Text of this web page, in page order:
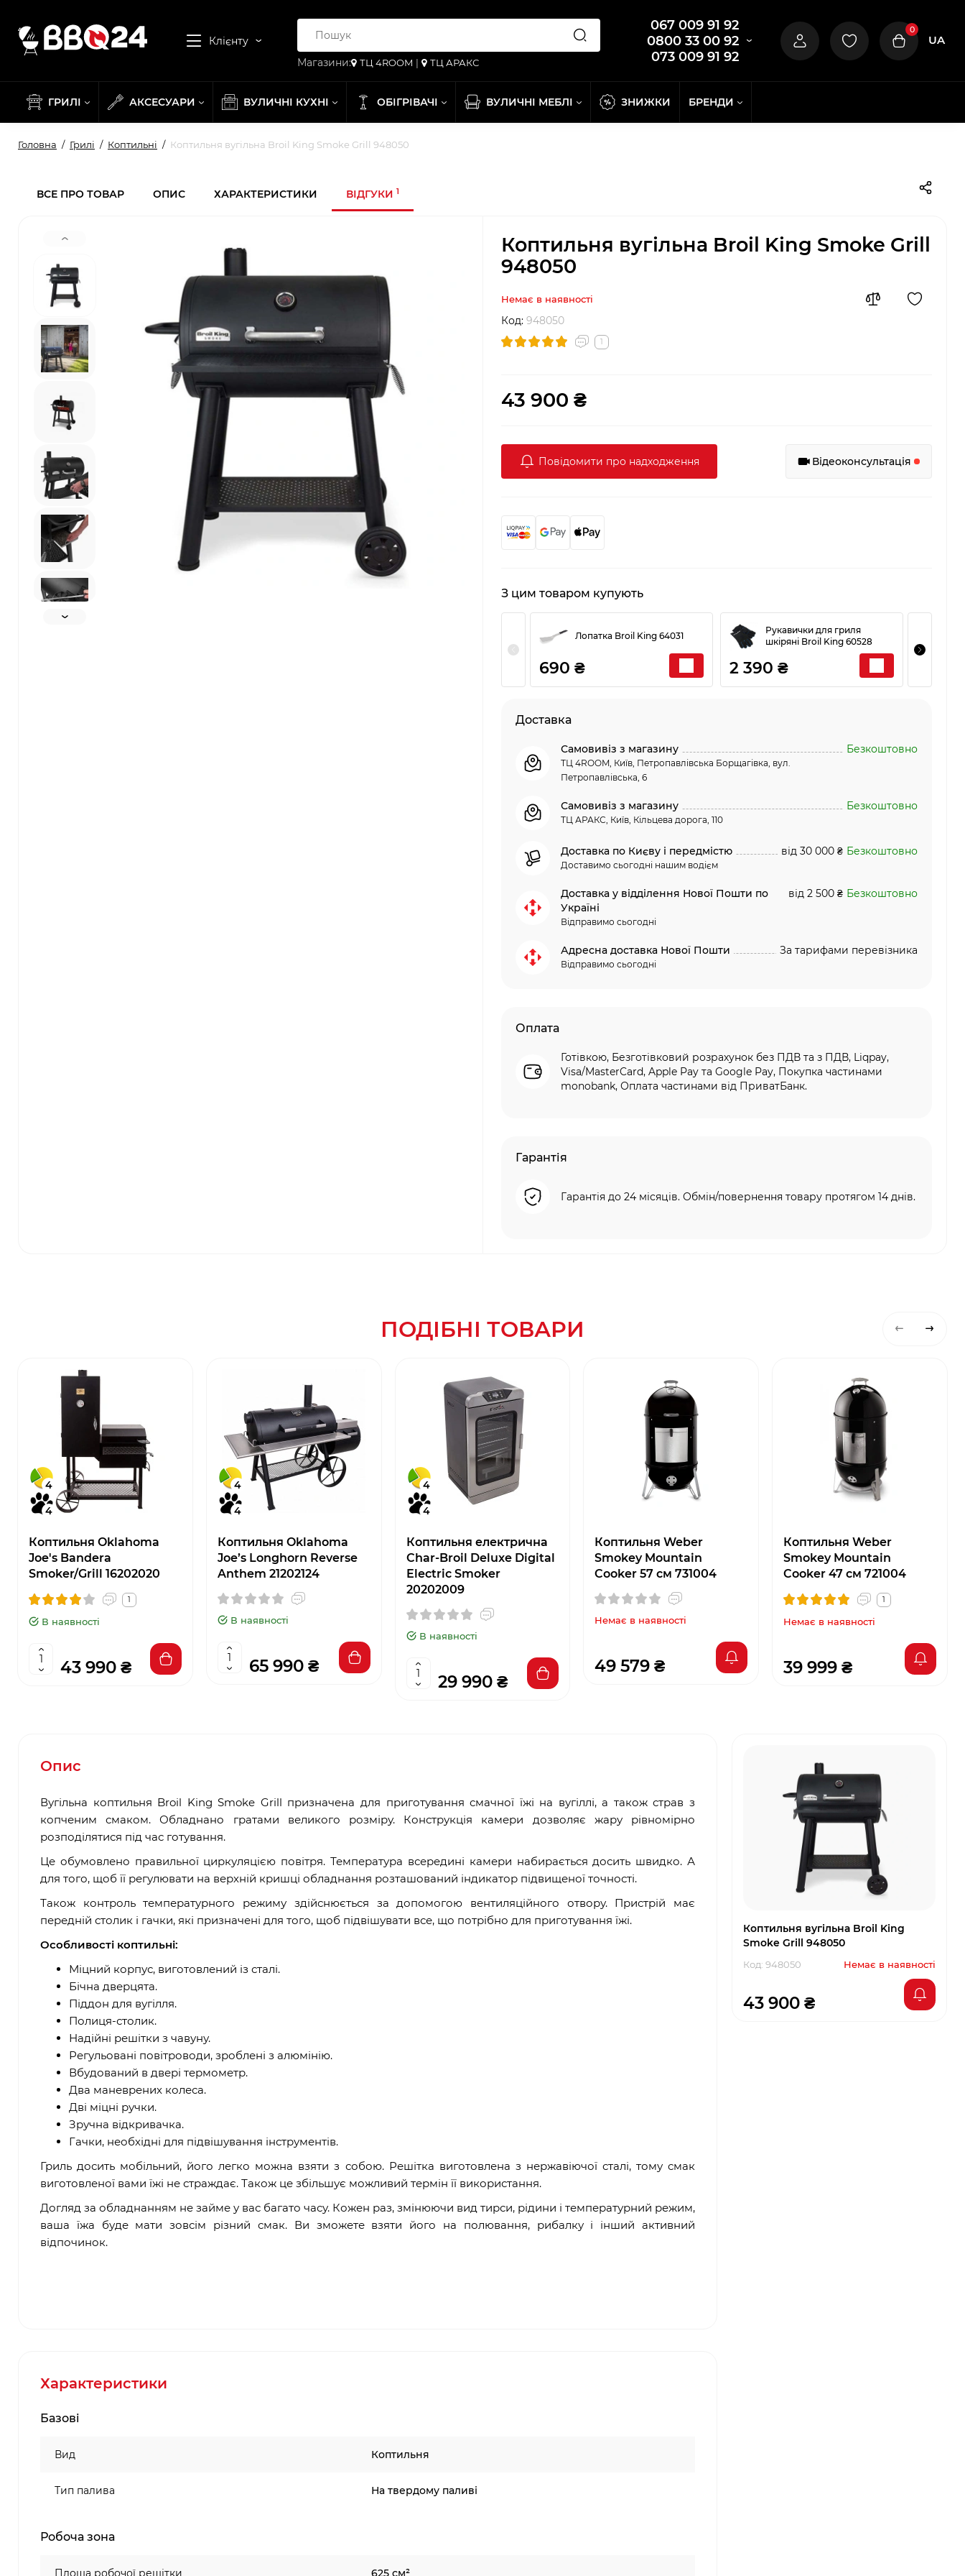
Клієнту
067 009 91 92
0800 33 00 92
073 009 91 92
Магазини: ТЦ 4ROOM | ТЦ АРАКС
0
UA
ГРИЛІ АКСЕСУАРИ ВУЛИЧНІ КУХНІ ОБІГРІВАЧІ ВУЛИЧНІ МЕБЛІ ЗНИЖКИ БРЕНДИ
Головна Грилі Коптильні Коптильня вугільна Broil King Smoke Grill 948050
ВСЕ ПРО ТОВАР ОПИС ХАРАКТЕРИСТИКИ ВІДГУКИ 1
Коптильня вугільна Broil King Smoke Grill
948050
Немає в наявності
Код: 948050
1
43 900 ₴
Повідомити про надходження Відеоконсультація
З цим товаром купують
Лопатка Broil King 64031
690 ₴
Рукавички для гриля
шкіряні Broil King 60528
2 390 ₴
Доставка
Самовивіз з магазину
ТЦ 4ROOM, Київ, Петропавлівська Борщагівка, вул.
Петропавлівська, 6
Безкоштовно
Самовивіз з магазину
ТЦ АРАКС, Київ, Кільцева дорога, 110
Безкоштовно
Доставка по Києву і передмістю
Доставимо сьогодні нашим водієм
від 30 000 ₴ Безкоштовно
Доставка у відділення Нової Пошти по
Україні
Відправимо сьогодні
від 2 500 ₴ Безкоштовно
Адресна доставка Нової Пошти
Відправимо сьогодні
За тарифами перевізника
Оплата
Готівкою, Безготівковий розрахунок без ПДВ та з ПДВ, Liqpay,
Visa/MasterCard, Apple Pay та Google Pay, Покупка частинами
monobank, Оплата частинами від ПриватБанк.
Гарантія
Гарантія до 24 місяців. Обмін/повернення товару протягом 14 днів.
ПОДІБНІ ТОВАРИ
4
4
Коптильня Oklahoma
Joe's Bandera
Smoker/Grill 16202020
1
В наявності
43 990 ₴
4
4
Коптильня Oklahoma
Joe’s Longhorn Reverse
Anthem 21202124
В наявності
65 990 ₴
4
4
Коптильня електрична
Char-Broil Deluxe Digital
Electric Smoker
20202009
В наявності
29 990 ₴
Коптильня Weber
Smokey Mountain
Cooker 57 см 731004
Немає в наявності
49 579 ₴
Коптильня Weber
Smokey Mountain
Cooker 47 см 721004
1
Немає в наявності
39 999 ₴
Опис
Вугільна коптильня Broil King Smoke Grill призначена для приготування смачної їжі на вугіллі, а також страв з
копченим смаком. Обладнано гратами великого розміру. Конструкція камери дозволяє жару рівномірно
розподілятися під час готування.
Це обумовлено правильної циркуляцією повітря. Температура всередині камери набирається досить швидко. А
для того, щоб її регулювати на верхній кришці обладнання розташований індикатор підвищеної точності.
Також контроль температурного режиму здійснюється за допомогою вентиляційного отвору. Пристрій має
передній столик і гачки, які призначені для того, щоб підвішувати все, що потрібно для приготування їжі.
Особливості коптильні:
Міцний корпус, виготовлений із сталі.
Бічна дверцята.
Піддон для вугілля.
Полиця-столик.
Надійні решітки з чавуну.
Регульовані повітроводи, зроблені з алюмінію.
Вбудований в двері термометр.
Два маневрених колеса.
Дві міцні ручки.
Зручна відкривачка.
Гачки, необхідні для підвішування інструментів.
Гриль досить мобільний, його легко можна взяти з собою. Решітка виготовлена з нержавіючої сталі, тому смак
виготовленої вами їжі не страждає. Також це збільшує можливий термін її використання.
Догляд за обладнанням не займе у вас багато часу. Кожен раз, змінюючи вид тирси, рідини і температурний режим,
ваша їжа буде мати зовсім різний смак. Ви зможете взяти його на полювання, рибалку і інший активний
відпочинок.
Характеристики
Базові
Вид Коптильня
Тип палива На твердому паливі
Робоча зона
Площа робочої решітки 625 см²
Коптильня вугільна Broil King
Smoke Grill 948050
Код: 948050 Немає в наявності
43 900 ₴